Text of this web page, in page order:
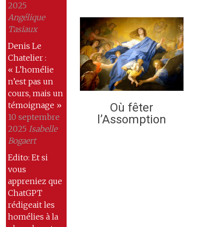
2025
Angélique
Tasiaux
Denis Le
Chatelier :
« L’homélie
n’est pas un
cours, mais un
témoignage »
10 septembre
2025 Isabelle
Bogaert
Edito: Et si
vous
appreniez que
ChatGPT
rédigeait les
homélies à la
Où fêter
l’Assomption